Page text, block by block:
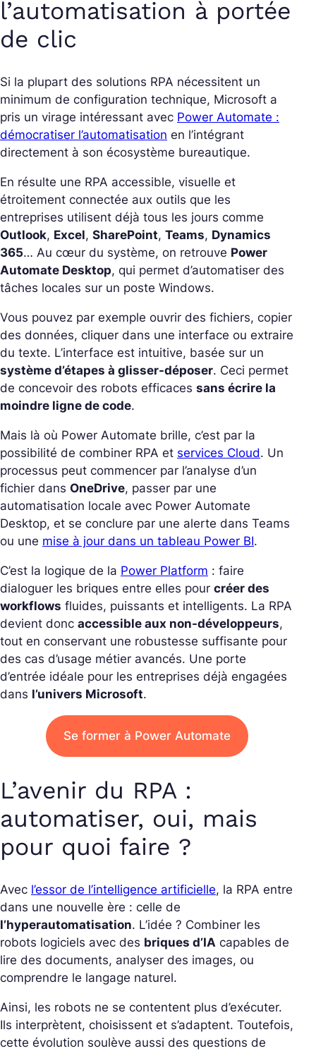
l’automatisation à portée
de clic
Si la plupart des solutions RPA nécessitent un
minimum de configuration technique, Microsoft a
pris un virage intéressant avec Power Automate :
démocratiser l’automatisation en l’intégrant
directement à son écosystème bureautique.
En résulte une RPA accessible, visuelle et
étroitement connectée aux outils que les
entreprises utilisent déjà tous les jours comme
Outlook, Excel, SharePoint, Teams, Dynamics
365… Au cœur du système, on retrouve Power
Automate Desktop, qui permet d’automatiser des
tâches locales sur un poste Windows.
Vous pouvez par exemple ouvrir des fichiers, copier
des données, cliquer dans une interface ou extraire
du texte. L’interface est intuitive, basée sur un
système d’étapes à glisser-déposer. Ceci permet
de concevoir des robots efficaces sans écrire la
moindre ligne de code.
Mais là où Power Automate brille, c’est par la
possibilité de combiner RPA et services Cloud. Un
processus peut commencer par l’analyse d’un
fichier dans OneDrive, passer par une
automatisation locale avec Power Automate
Desktop, et se conclure par une alerte dans Teams
ou une mise à jour dans un tableau Power BI.
C’est la logique de la Power Platform : faire
dialoguer les briques entre elles pour créer des
workflows fluides, puissants et intelligents. La RPA
devient donc accessible aux non-développeurs,
tout en conservant une robustesse suffisante pour
des cas d’usage métier avancés. Une porte
d’entrée idéale pour les entreprises déjà engagées
dans l’univers Microsoft.
Se former à Power Automate
L’avenir du RPA :
automatiser, oui, mais
pour quoi faire ?
Avec l’essor de l’intelligence artificielle, la RPA entre
dans une nouvelle ère : celle de
l’hyperautomatisation. L’idée ? Combiner les
robots logiciels avec des briques d’IA capables de
lire des documents, analyser des images, ou
comprendre le langage naturel.
Ainsi, les robots ne se contentent plus d’exécuter.
Ils interprètent, choisissent et s’adaptent. Toutefois,
cette évolution soulève aussi des questions de